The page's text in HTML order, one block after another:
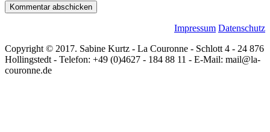
Impressum Datenschutz
Copyright © 2017. Sabine Kurtz - La Couronne - Schlott 4 - 24 876
Hollingstedt - Telefon: +49 (0)4627 - 184 88 11 - E-Mail: mail@la-
couronne.de